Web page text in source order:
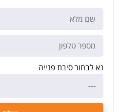
נא לבחור סיבת פנייה
---